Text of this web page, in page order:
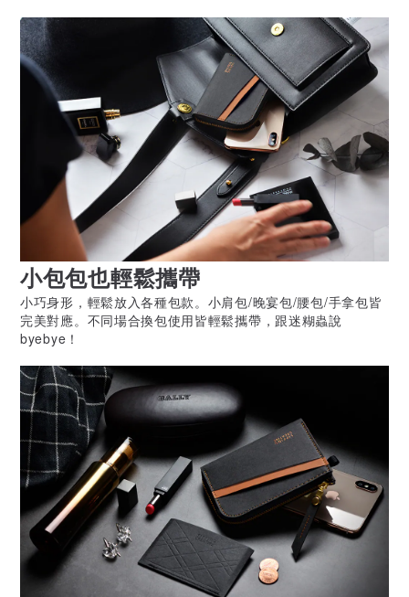
小包包也輕鬆攜帶
小巧身形，輕鬆放入各種包款。小肩包/晚宴包/腰包/手拿包皆
完美對應。不同場合換包使用皆輕鬆攜帶，跟迷糊蟲說
byebye！